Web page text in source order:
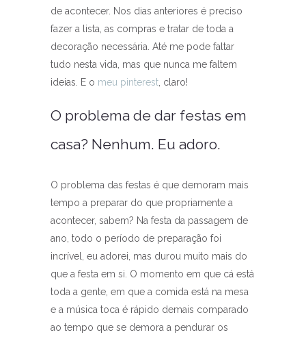
de acontecer. Nos dias anteriores é preciso
fazer a lista, as compras e tratar de toda a
decoração necessária. Até me pode faltar
tudo nesta vida, mas que nunca me faltem
ideias. E o meu pinterest, claro!
O problema de dar festas em
casa? Nenhum. Eu adoro.
O problema das festas é que demoram mais
tempo a preparar do que propriamente a
acontecer, sabem? Na festa da passagem de
ano, todo o período de preparação foi
incrível, eu adorei, mas durou muito mais do
que a festa em si. O momento em que cá está
toda a gente, em que a comida está na mesa
e a música toca é rápido demais comparado
ao tempo que se demora a pendurar os